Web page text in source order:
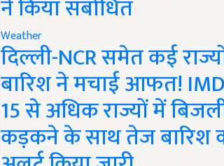
ने किया संबोधित
Weather
दिल्ली-NCR समेत कई
बारिश ने मचाई आफत!
15 से अधिक राज्यों में
कड़कने के साथ तेज बारिश